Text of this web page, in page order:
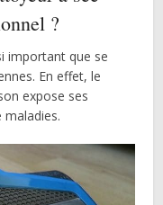
?
important que se
En effet, le
expose ses
maladies.